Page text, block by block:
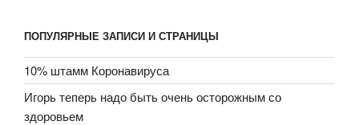
ПОПУЛЯРНЫЕ ЗАПИСИ И СТРАНИЦЫ
10% штамм Коронавируса
Игорь теперь надо быть очень осторожным со
здоровьем